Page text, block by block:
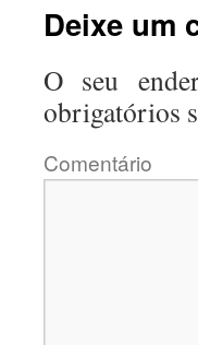
Deixe um
O seu
obrigatórios